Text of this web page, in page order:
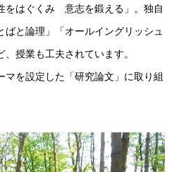
はぐくみ　意志を鍛える」。独自
と論理」「オールイングリッシュ
授業も工夫されています。
を設定した「研究論文」に取り組